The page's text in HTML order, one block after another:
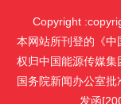
Copyright
本网站所刊登的《
权归中国能源传媒集
国务院新闻办公室
发函